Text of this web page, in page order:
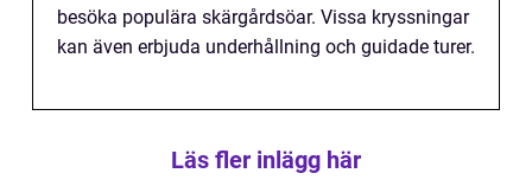
besöka populära skärgårdsöar. Vissa kryssningar
kan även erbjuda underhållning och guidade turer.
Läs fler inlägg här